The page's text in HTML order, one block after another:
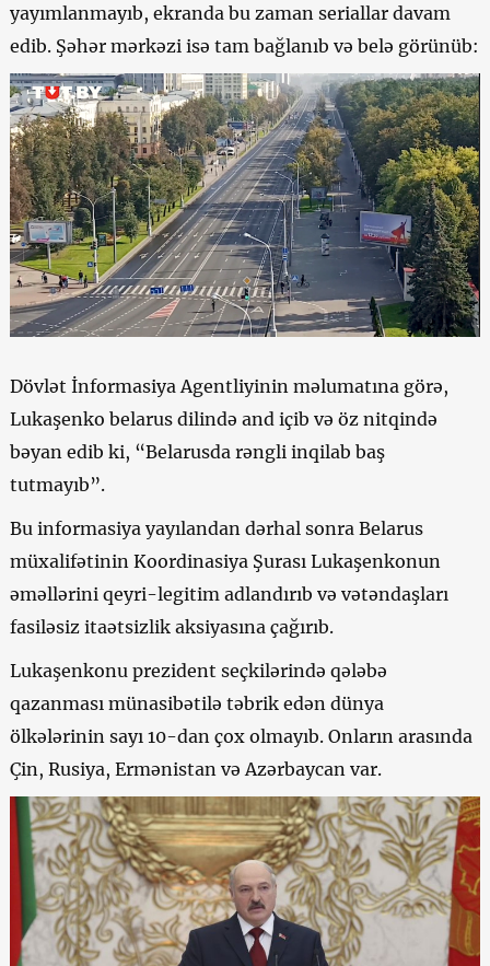
yayımlanmayıb, ekranda bu zaman seriallar davam
edib. Şəhər mərkəzi isə tam bağlanıb və belə görünüb:
Dövlət İnformasiya Agentliyinin məlumatına görə,
Lukaşenko belarus dilində and içib və öz nitqində
bəyan edib ki, “Belarusda rəngli inqilab baş
tutmayıb”.
Bu informasiya yayılandan dərhal sonra Belarus
müxalifətinin Koordinasiya Şurası Lukaşenkonun
əməllərini qeyri-legitim adlandırıb və vətəndaşları
fasiləsiz itaətsizlik aksiyasına çağırıb.
Lukaşenkonu prezident seçkilərində qələbə
qazanması münasibətilə təbrik edən dünya
ölkələrinin sayı 10-dan çox olmayıb. Onların arasında
Çin, Rusiya, Ermənistan və Azərbaycan var.